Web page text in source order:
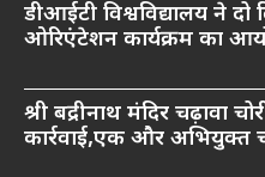
डीआईटी विश्वविद्यालय ने दो
ओरिएंटेशन कार्यक्रम का
श्री बद्रीनाथ मंदिर चढ़ावा
कार्रवाई,एक और अभियुक्त